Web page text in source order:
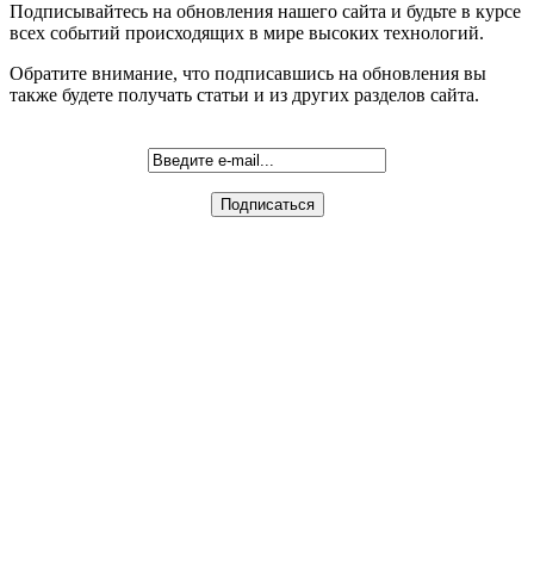
Подписывайтесь на обновления нашего сайта и будьте в курсе
всех событий происходящих в мире высоких технологий.
Обратите внимание, что подписавшись на обновления вы
также будете получать статьи и из других разделов сайта.